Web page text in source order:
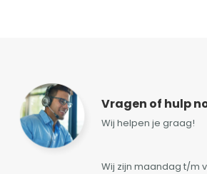
Vragen of hulp
Wij helpen je graag!
Wij zijn maandag t/m